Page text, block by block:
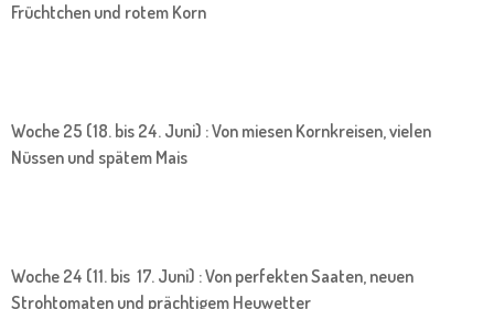
Früchtchen und rotem Korn
Woche 25 (18. bis 24. Juni) : Von miesen Kornkreisen, vielen
Nüssen und spätem Mais
Woche 24 (11. bis 17. Juni) : Von perfekten Saaten, neuen
Strohtomaten und prächtigem Heuwetter